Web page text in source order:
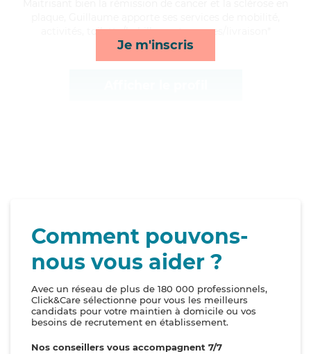
Je m'inscris
activités, toilette/habillage et courses/livraison*
Comment pouvons-
nous vous aider ?
Avec un réseau de plus de 180 000 professionnels,
Click&Care sélectionne pour vous les meilleurs
candidats pour votre maintien à domicile ou vos
besoins de recrutement en établissement.
Nos conseillers vous accompagnent 7/7